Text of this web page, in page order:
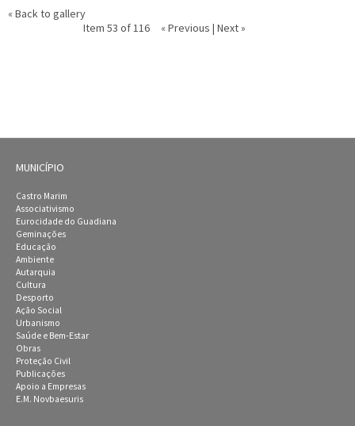
« Back to gallery
Item 53 of 116
« Previous | Next »
MUNICÍPIO
Castro Marim
Associativismo
Eurocidade do Guadiana
Geminações
Educação
Ambiente
Autarquia
Cultura
Desporto
Ação Social
Urbanismo
Saúde e Bem-Estar
Obras
Proteção Civil
Publicações
Apoio a Empresas
E.M. Novbaesuris